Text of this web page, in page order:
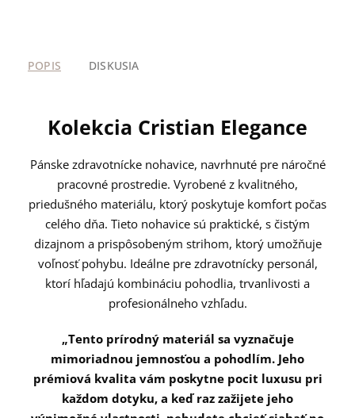
POPIS DISKUSIA
Kolekcia Cristian Elegance
Pánske zdravotnícke nohavice, navrhnuté pre náročné
pracovné prostredie. Vyrobené z kvalitného,
priedušného materiálu, ktorý poskytuje komfort počas
celého dňa. Tieto nohavice sú praktické, s čistým
dizajnom a prispôsobeným strihom, ktorý umožňuje
voľnosť pohybu. Ideálne pre zdravotnícky personál,
ktorí hľadajú kombináciu pohodlia, trvanlivosti a
profesionálneho vzhľadu.
„Tento prírodný materiál sa vyznačuje
mimoriadnou jemnosťou a pohodlím. Jeho
prémiová kvalita vám poskytne pocit luxusu pri
každom dotyku, a keď raz zažijete jeho